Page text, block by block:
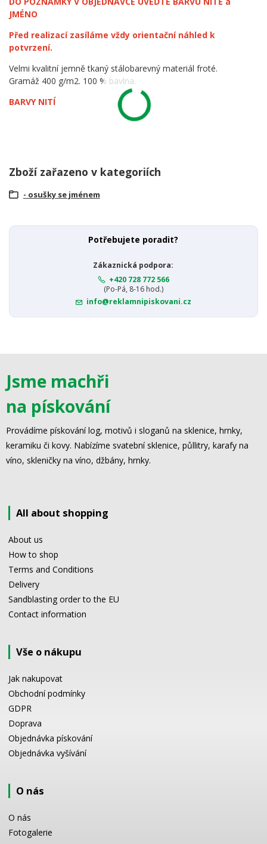
JMÉNO
Před realizací zasíláme vždy orientační náhled k
potvrzení.
Velmi kvalitní jemně tkaný stálobarevný materiál froté.
Gramáž 400 g/m2. 100 % bavlna.
BARVY NITÍ
Zboží zařazeno v kategoriích
- osušky se jménem
Potřebujete poradit?
Zákaznická podpora:
+420 728 772 566
(Po-Pá, 8-16 hod.)
info@reklamnipiskovani.cz
Jsme machři
na pískování
Provádíme pískování log, motivů i sloganů na sklenice, hrnky,
keramiku či kovy. Nabízíme svatební sklenice, půllitry, karafy na
víno, skleničky na víno, džbány, hrnky.
All about shopping
About us
How to shop
Terms and Conditions
Delivery
Sandblasting order to the EU
Contact information
Vše o nákupu
Jak nakupovat
Obchodní podmínky
GDPR
Doprava
Objednávka pískování
Objednávka vyšívání
O nás
O nás
Fotogalerie